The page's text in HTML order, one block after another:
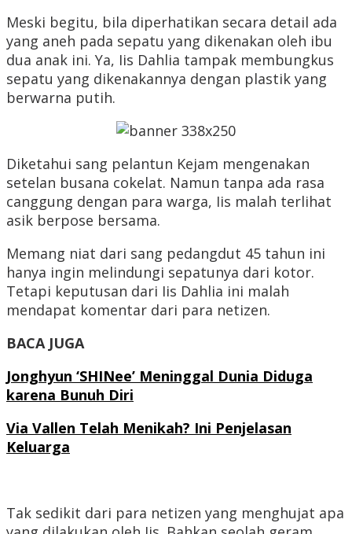
Meski begitu, bila diperhatikan secara detail ada
yang aneh pada sepatu yang dikenakan oleh ibu
dua anak ini. Ya, Iis Dahlia tampak membungkus
sepatu yang dikenakannya dengan plastik yang
berwarna putih.
Diketahui sang pelantun Kejam mengenakan
setelan busana cokelat. Namun tanpa ada rasa
canggung dengan para warga, Iis malah terlihat
asik berpose bersama.
Memang niat dari sang pedangdut 45 tahun ini
hanya ingin melindungi sepatunya dari kotor.
Tetapi keputusan dari Iis Dahlia ini malah
mendapat komentar dari para netizen.
BACA JUGA
Jonghyun ‘SHINee’ Meninggal Dunia Diduga
karena Bunuh Diri
Via Vallen Telah Menikah? Ini Penjelasan
Keluarga
Tak sedikit dari para netizen yang menghujat apa